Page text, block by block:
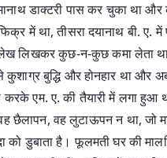
डाक्टरी पास कर चुका था और
में था, तीसरा दयानाथ बी. ए. में
लिखकर कुछ-न-कुछ कमा लेता
कुशाग्र बुद्धि और होनहार था और
करके एम. ए. की तैयारी में लगा हुआ
छैलापन, वह लुटाऊपन न था, जो
को डुबाता है। फूलमती घर की